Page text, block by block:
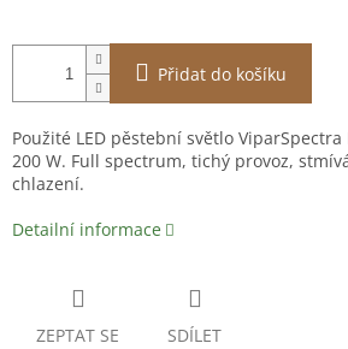
Přidat do košíku
Použité LED pěstební světlo ViparSpectra
200 W. Full spectrum, tichý provoz,
chlazení.
Detailní informace
ZEPTAT SE SDÍLET